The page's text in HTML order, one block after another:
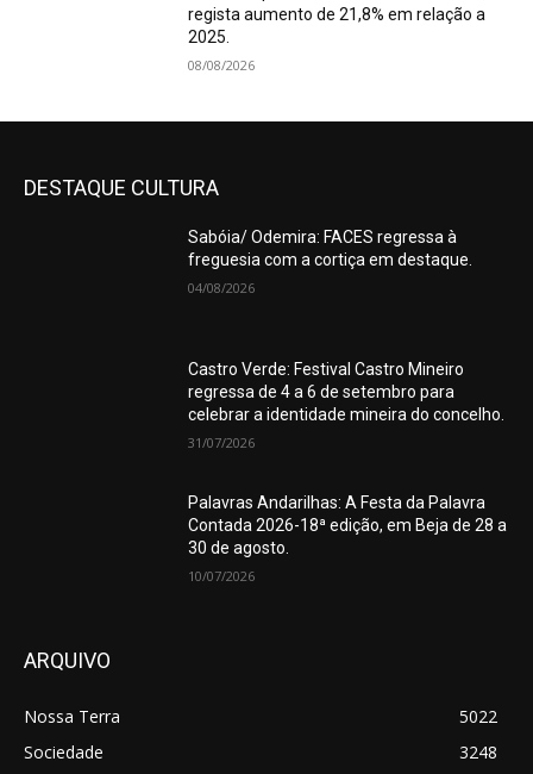
regista aumento de 21,8% em relação a
2025.
08/08/2026
DESTAQUE CULTURA
Sabóia/ Odemira: FACES regressa à
freguesia com a cortiça em destaque.
04/08/2026
Castro Verde: Festival Castro Mineiro
regressa de 4 a 6 de setembro para
celebrar a identidade mineira do concelho.
31/07/2026
Palavras Andarilhas: A Festa da Palavra
Contada 2026-18ª edição, em Beja de 28 a
30 de agosto.
10/07/2026
ARQUIVO
Nossa Terra
5022
Sociedade
3248